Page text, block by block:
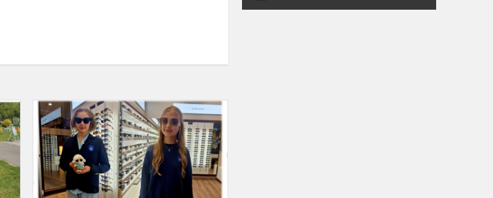
Dainiečių
savanorystė
mūsų
miesto
bendruomenės
šventėje
„Familia